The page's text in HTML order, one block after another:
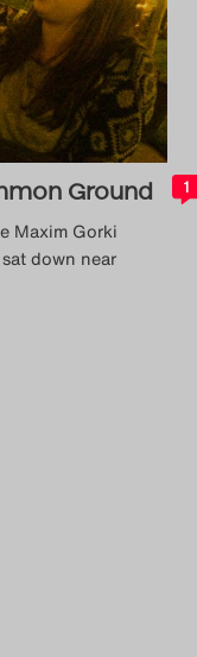
Blog
Blog
Blog
Blog
Blog
Ground 1
Maxim Gorki
down near